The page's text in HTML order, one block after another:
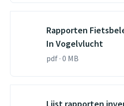
Rapporten
In Vogelvlucht
pdf · 0 MB